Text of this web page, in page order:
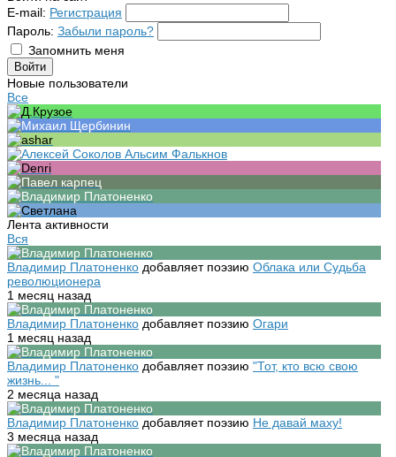
E-mail: Регистрация
Пароль: Забыли пароль?
Запомнить меня
Новые пользователи
Все
Лента активности
Вся
Владимир Платоненко добавляет поэзию Облака или Судьба
революционера
1 месяц назад
Владимир Платоненко добавляет поэзию Огари
1 месяц назад
Владимир Платоненко добавляет поэзию "Тот, кто всю свою
жизнь... "
2 месяца назад
Владимир Платоненко добавляет поэзию Не давай маху!
3 месяца назад